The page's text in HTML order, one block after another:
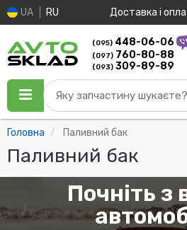
UA RU Доставка і
(095) 448-06-06
(097) 760-80-88
(093) 309-89-89
Яку запчастину шукаєте?
Головна Паливний бак
Паливний бак
Почніть з